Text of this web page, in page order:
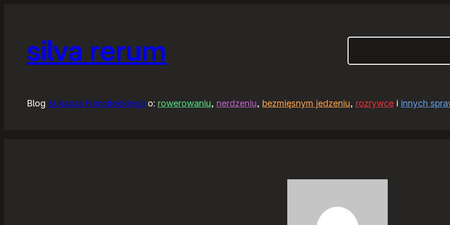
silva rerum
Blog Łukasza Horodeckiego o: rowerowaniu, nerdzeniu, bezmięsnym jedzeniu, rozrywcei innych